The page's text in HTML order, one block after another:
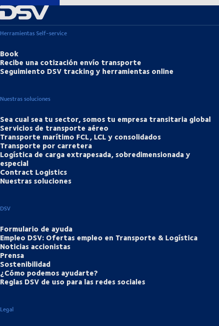
Herramientas Self-service
Book
Recibe una cotización envío transporte
Seguimiento DSV tracking y herramientas online
Nuestras soluciones
Sea cual sea tu sector, somos tu empresa transitaria global
Servicios de transporte aéreo
Transporte marítimo FCL, LCL y consolidados
Transporte por carretera
Logística de carga extrapesada, sobredimensionada y
especial
Contract Logistics
Nuestras soluciones
DSV
Formulario de ayuda
Empleo DSV: Ofertas empleo en Transporte & Logística
Noticias accionistas
Prensa
Sostenibilidad
¿Cómo podemos ayudarte?
Reglas DSV de uso para las redes sociales
Legal